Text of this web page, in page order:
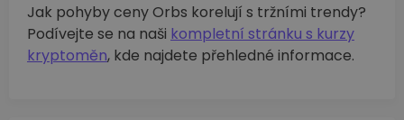
Jak pohyby ceny Orbs korelují s tržními trendy?
Podívejte se na naši kompletní stránku s kurzy
kryptoměn, kde najdete přehledné informace.